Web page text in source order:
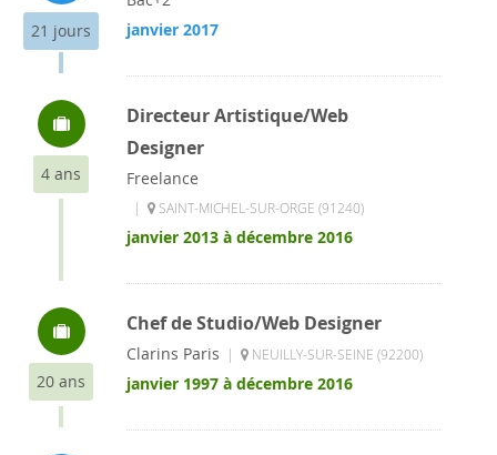
21 jours
janvier 2017
4 ans
Directeur Artistique/Web
Designer
Freelance
| SAINT-MICHEL-SUR-ORGE (91240)
janvier 2013 à décembre 2016
20 ans
Chef de Studio/Web Designer
Clarins Paris | NEUILLY-SUR-SEINE (92200)
janvier 1997 à décembre 2016